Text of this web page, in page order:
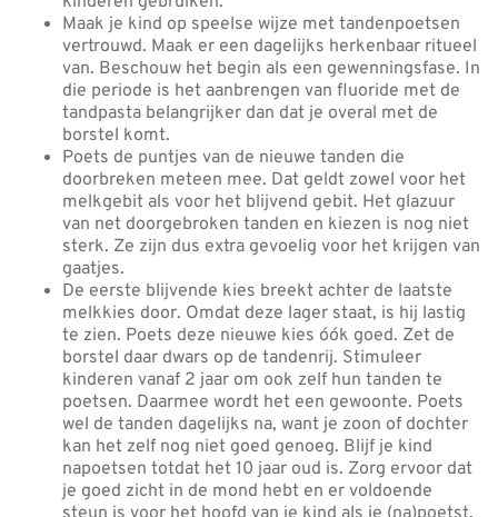
Maak je kind op speelse wijze met tandenpoetsen
vertrouwd. Maak er een dagelijks herkenbaar ritueel
van. Beschouw het begin als een gewenningsfase. In
die periode is het aanbrengen van fluoride met de
tandpasta belangrijker dan dat je overal met de
borstel komt.
Poets de puntjes van de nieuwe tanden die
doorbreken meteen mee. Dat geldt zowel voor het
melkgebit als voor het blijvend gebit. Het glazuur
van net doorgebroken tanden en kiezen is nog niet
sterk. Ze zijn dus extra gevoelig voor het krijgen van
gaatjes.
De eerste blijvende kies breekt achter de laatste
melkkies door. Omdat deze lager staat, is hij lastig
te zien. Poets deze nieuwe kies óók goed. Zet de
borstel daar dwars op de tandenrij. Stimuleer
kinderen vanaf 2 jaar om ook zelf hun tanden te
poetsen. Daarmee wordt het een gewoonte. Poets
wel de tanden dagelijks na, want je zoon of dochter
kan het zelf nog niet goed genoeg. Blijf je kind
napoetsen totdat het 10 jaar oud is. Zorg ervoor dat
je goed zicht in de mond hebt en er voldoende